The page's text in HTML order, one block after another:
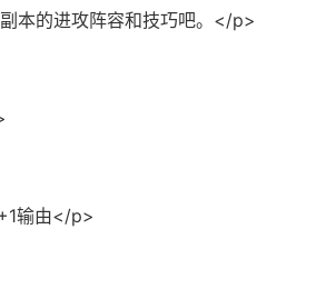
本的进攻阵容和技巧吧。</p>
输由</p>